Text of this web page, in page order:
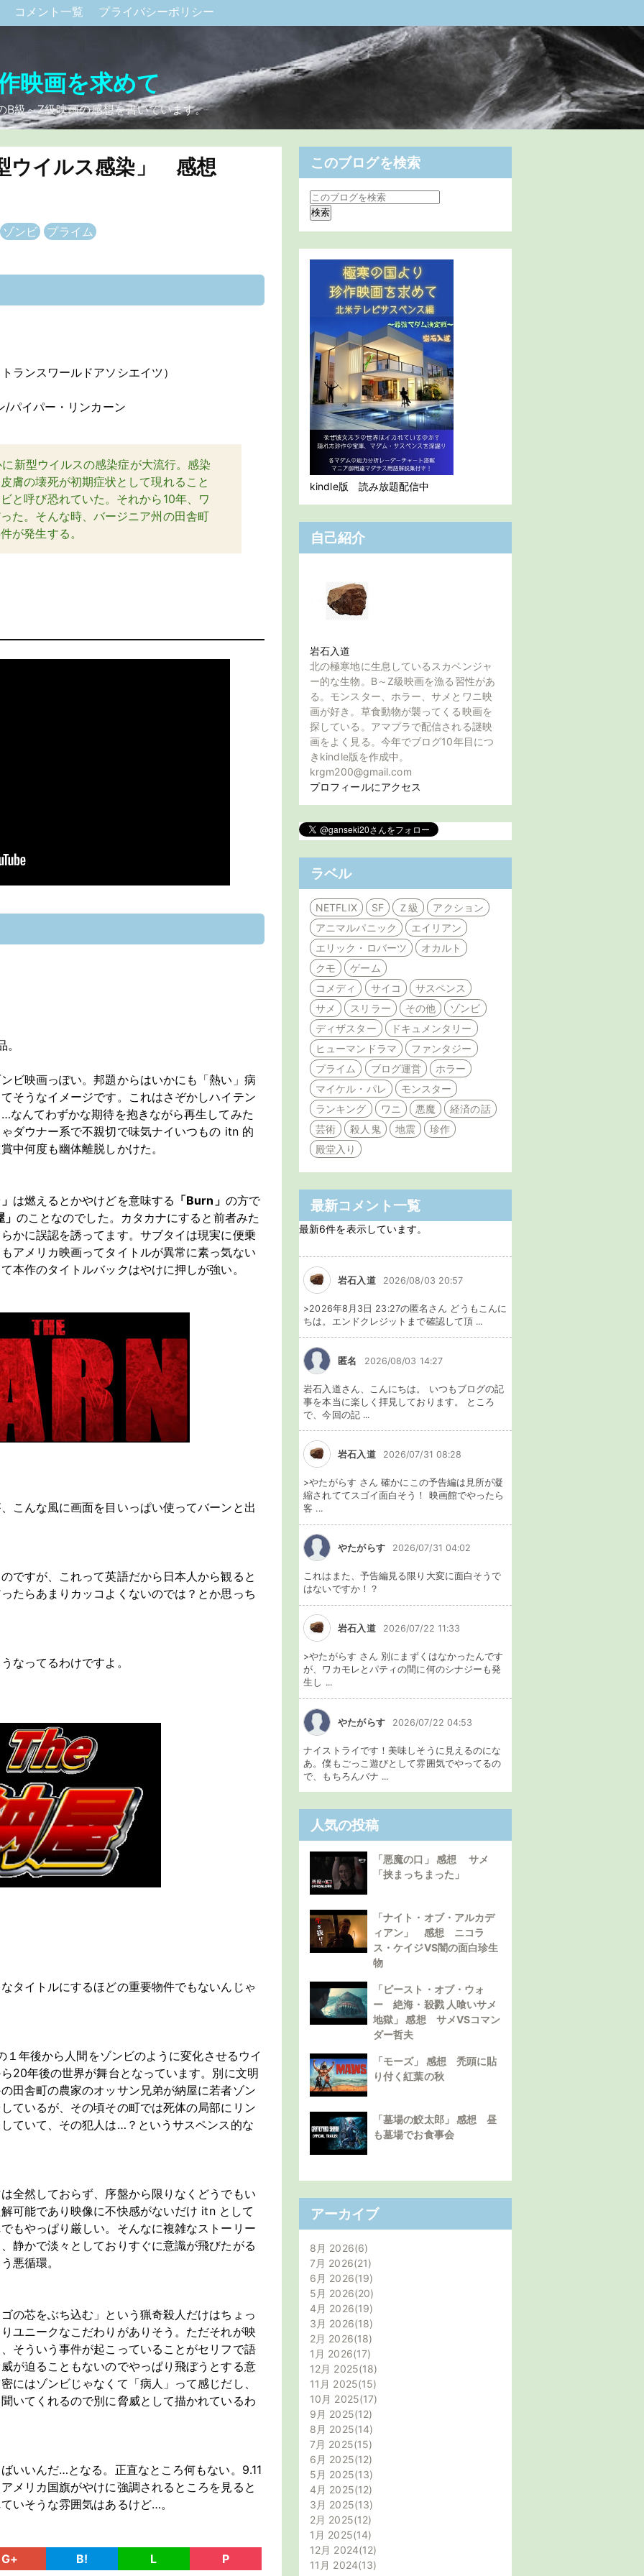
コメント一覧 プライバシーポリシー
映画を求めて
級～Z級映画の感想を書いています。
ウイルス感染」 感想
ゾンビ プライム
ランスワールドアソシエイツ）
/パイパー・リンカーン
新型ウイルスの感染症が大流行。感染
膚の壊死が初期症状として現れること
と呼び恐れていた。それから10年、ワ
た。そんな時、バージニア州の田舎町
が発生する。
ビ映画っぽい。邦題からはいかにも「熱い」病
そうなイメージです。これはさぞかしハイテン
なんてわずかな期待を抱きながら再生してみた
ダウナー系で不親切で味気ナイいつもの itn 的
中何度も幽体離脱しかけた。
は燃えるとかやけどを意味する 「Burn」 の方で
のことなのでした。カタカナにすると前者みた
かに誤認を誘ってます。サブタイは現実に便乗
アメリカ映画ってタイトルが異常に素っ気ない
本作のタイトルバックはやけに押しが強い。
こんな風に画面を目いっぱい使ってバーンと出
ですが、これって英語だから日本人から観ると
たらあまりカッコよくないのでは？とか思っち
なってるわけですよ。
タイトルにするほどの重要物件でもないんじゃ
年後から人間をゾンビのように変化させるウイ
20年後の世界が舞台となっています。別に文明
田舎町の農家のオッサン兄弟が納屋に若者ゾン
ているが、その頃その町では死体の局部にリン
ていて、その犯人は…？というサスペンス的な
全然しておらず、序盤から限りなくどうでもい
可能であり映像に不快感がないだけ itn として
もやっぱり厳しい。そんなに複雑なストーリー
静かで淡々としておりすぐに意識が飛びたがる
悪循環。
の芯をぶち込む」という猟奇殺人だけはちょっ
ユニークなこだわりがありそう。ただそれが映
そういう事件が起こっていることがセリフで語
が迫ることもないのでやっぱり飛ぼうとする意
にはゾンビじゃなくて「病人」って感じだし、
いてくれるので別に脅威として描かれているわ
いいんだ…となる。正直なところ何もない。9.11
メリカ国旗がやけに強調されるところを見ると
いそうな雰囲気はあるけど…。
G+ B! L P
このブログを検索
kindle版 読み放題配信中
自己紹介
岩石入道
北の極寒地に生息しているスカベンジャ
ー的な生物。B～Z級映画を漁る習性があ
る。モンスター、ホラー、サメとワニ映
画が好き。草食動物が襲ってくる映画を
探している。アマプラで配信される謎映
画をよく見る。今年でブログ10年目につ
きkindle版を作成中。
krgm200@gmail.com
プロフィールにアクセス
ラベル
NETFLIX SF Ｚ級
アクション
アニマルパニック
エイリアン
エリック・ロバーツ
オカルト
クモ
ゲーム
コメディ
サイコ
サスペンス
サメ
スリラー その他
ゾンビ
ディザスター
ドキュメンタリー
ヒューマンドラマ
ファンタジー
プライム
ブログ運営
ホラー
マイケル・パレ
モンスター
ランキング
ワニ 悪魔
経済の話
芸術
殺人鬼 地震
珍作
殿堂入り
最新コメント一覧
最新6件を表示しています。
岩石入道 2026/08/03 20:57
>2026年8月3日 23:27の匿名さん どうもこんに
ちは。エンドクレジットまで確認して頂 ...
匿名 2026/08/03 14:27
岩石入道さん、こんにちは。 いつもブログの記
事を本当に楽しく拝見しております。 ところ
で、今回の記 ...
岩石入道 2026/07/31 08:28
>やたがらす さん 確かにこの予告編は見所が凝
縮されててスゴイ面白そう！ 映画館でやったら
客 ...
やたがらす 2026/07/31 04:02
これはまた、予告編見る限り大変に面白そうで
はないですか！？
岩石入道 2026/07/22 11:33
>やたがらす さん 別にまずくはなかったんです
が、ワカモレとパティの間に何のシナジーも発
生し ...
やたがらす 2026/07/22 04:53
ナイストライです！美味しそうに見えるのにな
あ。僕もごっこ遊びとして雰囲気でやってるの
で、もちろんバナ ...
人気の投稿
「悪魔の口」 感想 サメ
「挟まっちまった」
「ナイト・オブ・アルカデ
ィアン」 感想 ニコラ
ス・ケイジVS闇の面白珍生
物
「ビースト・オブ・ウォ
ー 絶海・殺戮 人喰いサメ
地獄」 感想 サメVSコマン
ダー哲夫
「モーズ」 感想 禿頭に貼
り付く紅葉の秋
「墓場の鮫太郎」 感想 昼
も墓場でお食事会
アーカイブ
8月 2026 6
7月 2026 21
6月 2026 19
5月 2026 20
4月 2026 19
3月 2026 18
2月 2026 18
1月 2026 17
12月 2025 18
11月 2025 15
10月 2025 17
9月 2025 12
8月 2025 14
7月 2025 15
6月 2025 12
5月 2025 13
4月 2025 12
3月 2025 13
2月 2025 12
1月 2025 14
12月 2024 12
11月 2024 13